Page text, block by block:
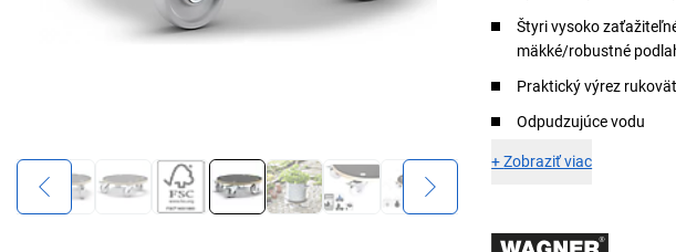
Štyri vysoko
mäkké/robustné
Praktický výrez
Odpudzujúce vodu
+Zobraziť viac